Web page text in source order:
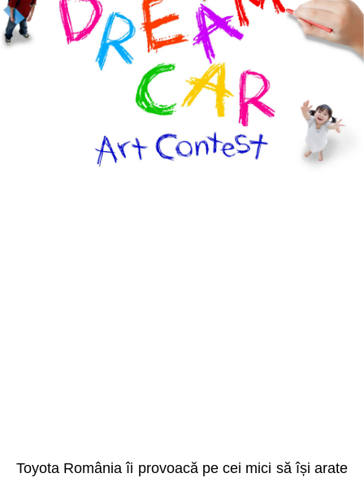
Toyota România îi provoacă pe cei mici să își arate